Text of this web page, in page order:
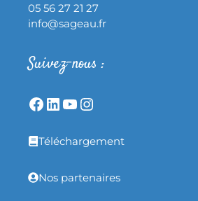
05 56 27 21 27
info@sageau.fr
Suivez-nous :
Téléchargement
Nos partenaires